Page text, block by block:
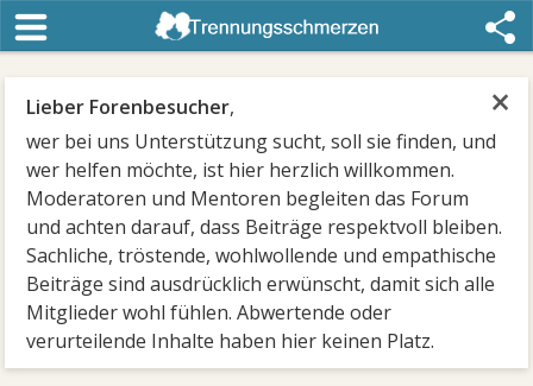
×
Lieber Forenbesucher,
wer bei uns Unterstützung sucht, soll sie finden, und
wer helfen möchte, ist hier herzlich willkommen.
Moderatoren und Mentoren begleiten das Forum
und achten darauf, dass Beiträge respektvoll bleiben.
Sachliche, tröstende, wohlwollende und empathische
Beiträge sind ausdrücklich erwünscht, damit sich alle
Mitglieder wohl fühlen. Abwertende oder
verurteilende Inhalte haben hier keinen Platz.